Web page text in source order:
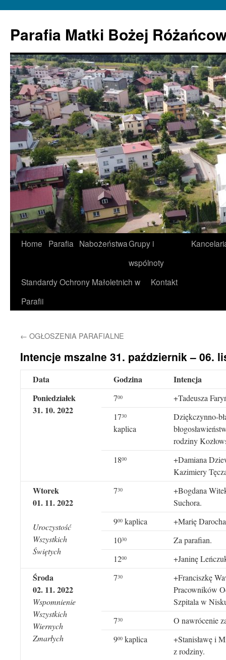
Parafia Matki Bożej
Home Parafia NabożeństwaGrupy i
wspólnoty
Standardy Ochrony Małoletnich w
Parafii
Kontakt
← OGŁOSZENIA PARAFIALNE
Intencje mszalne 31. październik – 06.
Data Godzina
Intencja
Poniedziałek
31. 10. 2022
700
+Tadeusza
1730
kaplica
Dziękczynno-
rodziny
1800
+Damiana
Kazimiery
Wtorek
01. 11. 2022
Uroczystość
Wszystkich
Świętych
730
+Bogdana
Suchora.
900 kaplica
+Marię
1030
Za parafian.
1200 +Janinę
Środa
02. 11. 2022
Wspomnienie
Wszystkich
Wiernych
Zmarłych
730
+Franciszkę
Pracowników
Szpitala w
730
O nawrócenie
900 kaplica
+Stanisławę i
z rodziny.